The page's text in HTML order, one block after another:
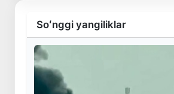
Soʻnggi yangiliklar